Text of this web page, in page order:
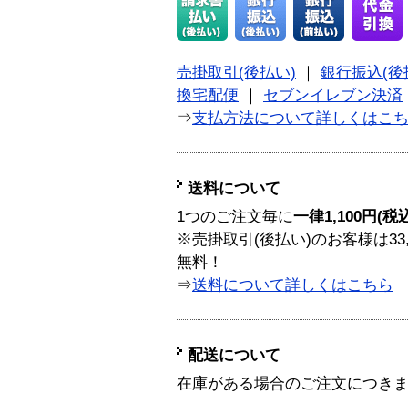
売掛取引(後払い)
銀行振込(後
換宅配便
セブンイレブン決済
⇒支払方法について詳しくはこ
送料について
1つのご注文毎に一律1,100円(税
※売掛取引(後払い)のお客様は
無料！
⇒送料について詳しくはこちら
配送について
在庫がある場合のご注文につき